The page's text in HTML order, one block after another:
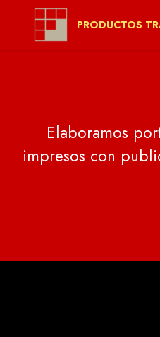
PRODUCTOS
Elaboramos
impresos con